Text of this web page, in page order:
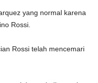
yang normal karena
Rossi.
Rossi telah mencemari